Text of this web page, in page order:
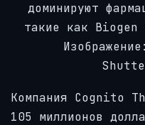
доминируют
такие как Biogen
Компания Cognito
105 миллионов